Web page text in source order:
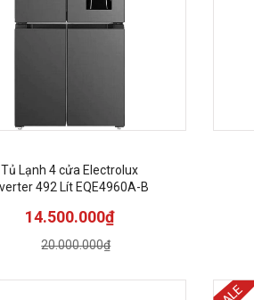
Tủ Lạnh 4 cửa Electrolux
492 Lít EQE4960A-B
14.500.000₫
20.000.000₫